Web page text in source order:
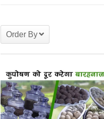
Order By